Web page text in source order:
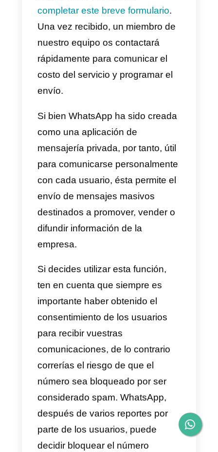
ofrecer una mejor asistencia al
clientey se encuentran
optimizadas para equipos de
venta en WhatsApp, Instagram,
Telegram o Facebook
Messenger?
ConoceCallbell, una herramienta
que te permite conectar a
múltiples agentes de venta o
atención a cliente a una sola
cuenta de WhatsApp. Y no solo
esto, sino que también podrás
conectar en una sola plataforma
más redes sociales como las
antes mencionadas. Obtener
a tus clientes de WhatsApp,
manejar grandes volúmenes de
conversaciones de forma
ordenada y sencilla, derivar
conversaciones a otros agentes,
CRM para WhatsApp